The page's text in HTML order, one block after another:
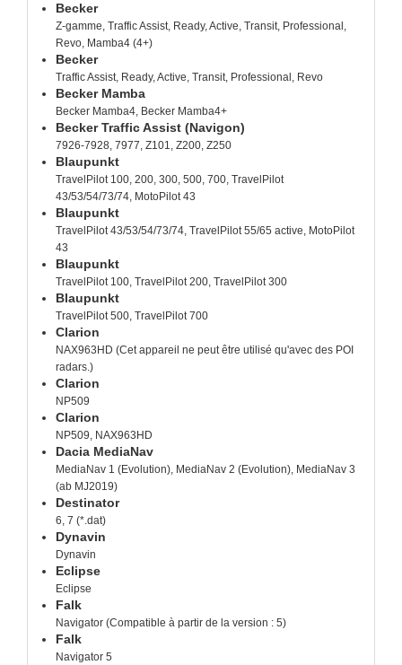
Becker
Z-gamme, Traffic Assist, Ready, Active, Transit, Professional,
Revo, Mamba4 (4+)
Becker
Traffic Assist, Ready, Active, Transit, Professional, Revo
Becker Mamba
Becker Mamba4, Becker Mamba4+
Becker Traffic Assist (Navigon)
7926-7928, 7977, Z101, Z200, Z250
Blaupunkt
TravelPilot 100, 200, 300, 500, 700, TravelPilot
43/53/54/73/74, MotoPilot 43
Blaupunkt
TravelPilot 43/53/54/73/74, TravelPilot 55/65 active, MotoPilot
43
Blaupunkt
TravelPilot 100, TravelPilot 200, TravelPilot 300
Blaupunkt
TravelPilot 500, TravelPilot 700
Clarion
NAX963HD (Cet appareil ne peut être utilisé qu'avec des POI
radars.)
Clarion
NP509
Clarion
NP509, NAX963HD
Dacia MediaNav
MediaNav 1 (Evolution), MediaNav 2 (Evolution), MediaNav 3
(ab MJ2019)
Destinator
6, 7 (*.dat)
Dynavin
Dynavin
Eclipse
Eclipse
Falk
Navigator (Compatible à partir de la version : 5)
Falk
Navigator 5